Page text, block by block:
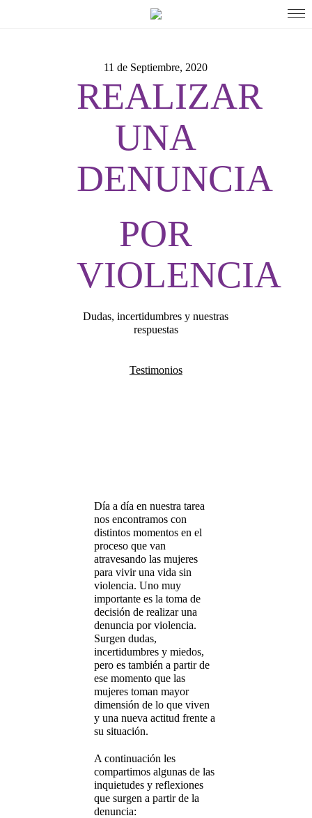
11 de Septiembre, 2020
REALIZAR
UNA
DENUNCIA
POR
VIOLENCIA
Dudas, incertidumbres y nuestras
respuestas
Testimonios
Día a día en nuestra tarea
nos encontramos con
distintos momentos en el
proceso que van
atravesando las mujeres
para vivir una vida sin
violencia. Uno muy
importante es la toma de
decisión de realizar una
denuncia por violencia.
Surgen dudas,
incertidumbres y miedos,
pero es también a partir de
ese momento que las
mujeres toman mayor
dimensión de lo que viven
y una nueva actitud frente a
su situación.
A continuación les
compartimos algunas de las
inquietudes y reflexiones
que surgen a partir de la
denuncia: